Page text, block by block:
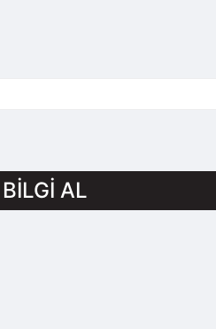
BİLGİ AL